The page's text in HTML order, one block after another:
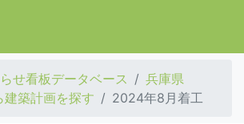
せ看板データベース
兵庫県
建築計画を探す
2024年8月着工